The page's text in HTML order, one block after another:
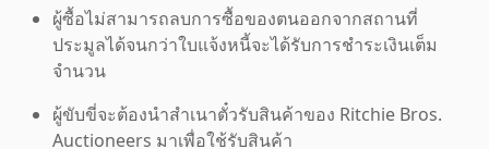
ผู้ซื้อไม่สามารถลบการซื้อของตนออกจากสถานที่
ประมูลได้จนกว่าใบแจ้งหนี้จะได้รับการชำระเงินเต็ม
จำนวน
ผู้ขับขี่จะต้องนำสำเนาตั๋วรับสินค้าของ Ritchie Bros.
Auctioneers มาเพื่อใช้รับสินค้า